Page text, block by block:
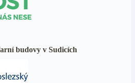
budovy v Sudicích